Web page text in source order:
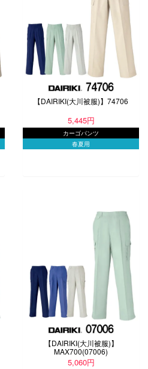
【DAIRIKI(大川被服)】74706
5,445円
カーゴパンツ
春夏用
【DAIRIKI(大川被服)】
MAX700(07006)
5,060円